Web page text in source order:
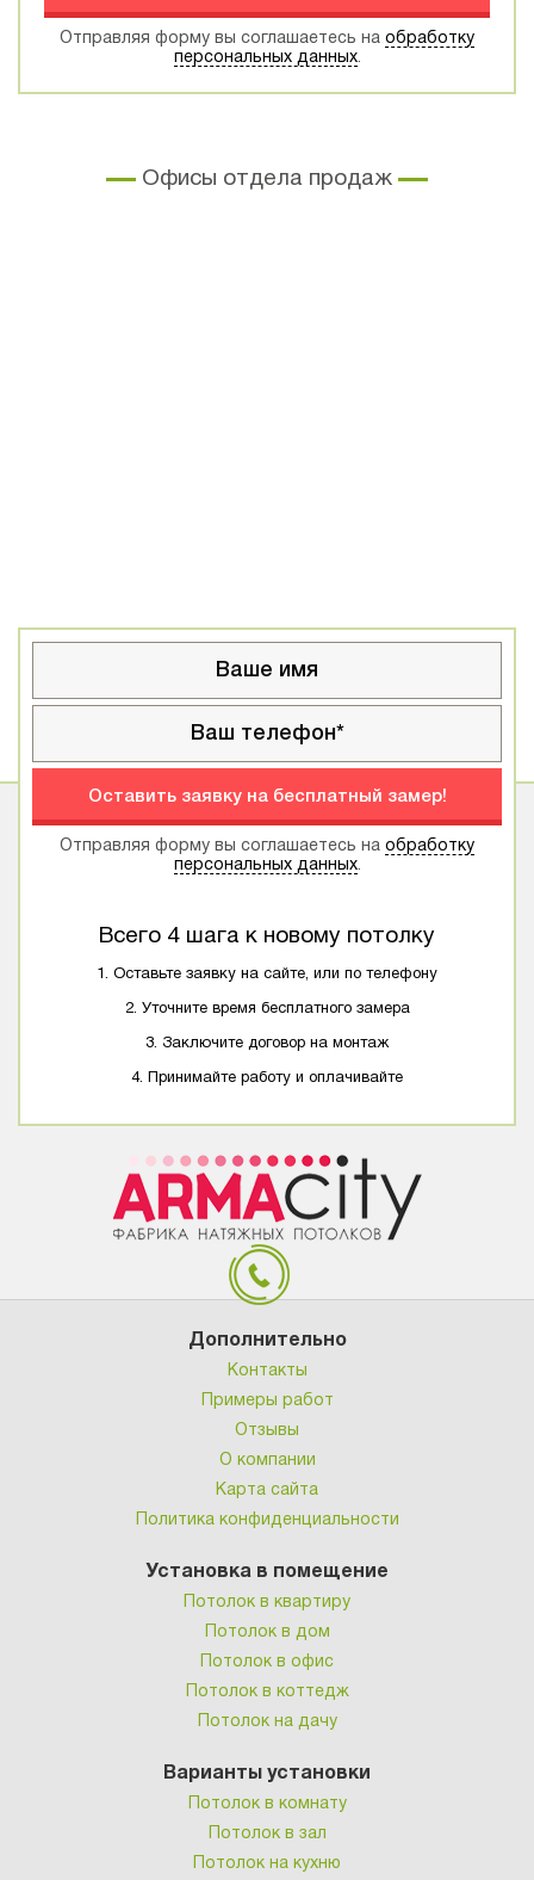
Отправляя форму вы соглашаетесь на обработку
персональных данных.
Офисы отдела продаж
Оставить заявку на бесплатный замер!
Отправляя форму вы соглашаетесь на обработку
персональных данных.
Всего 4 шага к новому потолку
1. Оставьте заявку на сайте, или по телефону
2. Уточните время бесплатного замера
3. Заключите договор на монтаж
4. Принимайте работу и оплачивайте
Дополнительно
Контакты
Примеры работ
Отзывы
О компании
Карта сайта
Политика конфиденциальности
Установка в помещение
Потолок в квартиру
Потолок в дом
Потолок в офис
Потолок в коттедж
Потолок на дачу
Варианты установки
Потолок в комнату
Потолок в зал
Потолок на кухню